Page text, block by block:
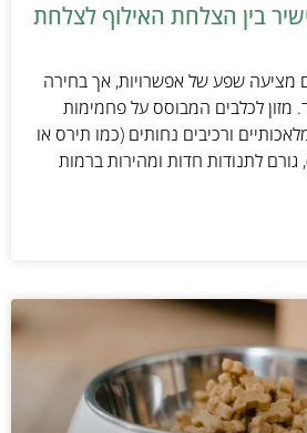
בין הצלחת האילוף לצלחת
מציעה שפע של אפשרויות, אך בחירה
מזון לכלבים המבוסס על פחמימות
ורכיבים נחותים (כמו תירס או
לתנודות חדות ומהירות ברמות